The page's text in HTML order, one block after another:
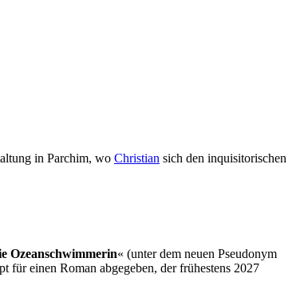
in Parchim, wo Christian sich den inquisitorischen
Ozeanschwimmerin« (unter dem neuen Pseudonym
für einen Roman abgegeben, der frühestens 2027